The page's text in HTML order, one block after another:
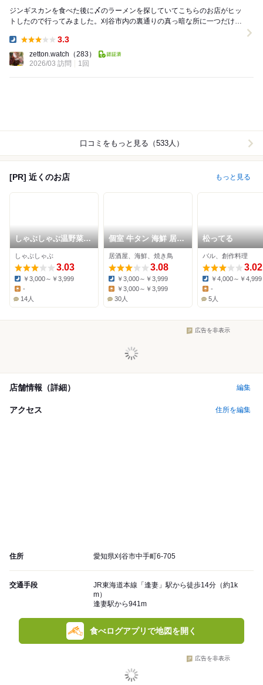
ジンギスカンを食べた後に〆のラーメンを探していてこちらのお店がヒッ
トしたので行ってみました。刈谷市内の裏通りの真っ暗な所に一つだけ小
3.3
zetton.watch （283）
2026/03 訪問
1回
口コミをもっと見る（533人）
[PR] 近くのお店 もっと見る
しゃぶしゃぶ温野菜
東刈谷店
しゃぶしゃぶ
3.03
Dinner:
￥3,000～￥3,999
Lunch:
-
14人
個室 牛タン 海鮮 居酒
屋 飲み放題 東北商店
知立駅前店
居酒屋、海鮮、焼き鳥
3.08
Dinner:
￥3,000～￥3,999
Lunch:
￥3,000～￥3,999
30人
松ってる
バル、創作料理
3.02
Dinner:
￥4,000～￥4,999
Lunch:
-
5人
広告を非表示
店舗情報（詳細） 編集
アクセス 住所を編集
住所 愛知県刈谷市中手町6-705
交通手段
JR東海道本線「逢妻」駅から徒歩14分（約1k
m）
逢妻駅から941m
食べログアプリで地図を開く
広告を非表示